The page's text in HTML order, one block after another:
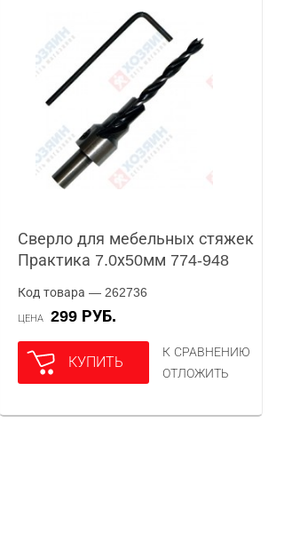
Сверло для мебельных стяжек
Практика 7.0х50мм 774-948
Код товара — 262736
ЦЕНА 299 РУБ.
КУПИТЬ
К СРАВНЕНИЮ
ОТЛОЖИТЬ